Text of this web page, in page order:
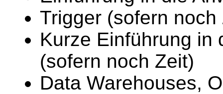
Trigger (sofern noch
Kurze Einführung in
(sofern noch Zeit)
Data Warehouses,